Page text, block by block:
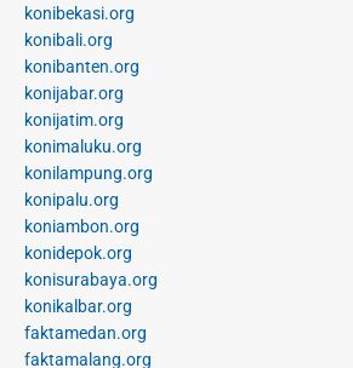
konibekasi.org
konibali.org
konibanten.org
konijabar.org
konijatim.org
konimaluku.org
konilampung.org
konipalu.org
koniambon.org
konidepok.org
konisurabaya.org
konikalbar.org
faktamedan.org
faktamalang.org